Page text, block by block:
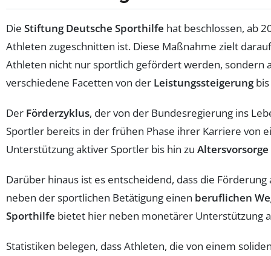
Die Stiftung Deutsche Sporthilfe hat beschlossen, ab
Athleten zugeschnitten ist. Diese Maßnahme zielt
Athleten nicht nur sportlich gefördert werden, sondern
verschiedene Facetten von der Leistungssteigerungbis
Der Förderzyklus, der von der Bundesregierung ins
Sportler bereits in der frühen Phase ihrer Karriere von
Unterstützung aktiver Sportler bis hin zu Altersvorsorge
Darüber hinaus ist es entscheidend, dass die
neben der sportlichen Betätigung einen beruflichen
Sporthilfe bietet hier neben monetärer Unterstützung
Statistiken belegen, dass Athleten, die von einem